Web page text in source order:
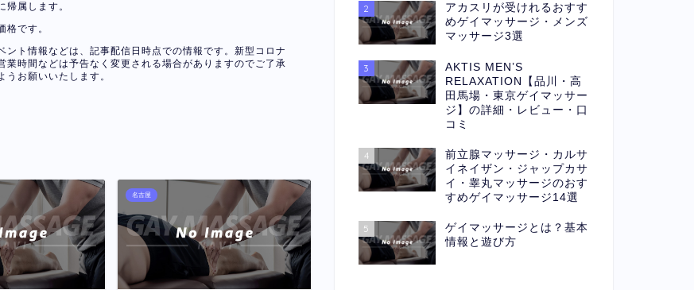
属します。
です。
ト情報などは、記事配信日時点での情報です。新型コロナ
時間などは予告なく変更される場合がありますのでご了承
お願いいたします。
名古屋
2
アカスリが受けれるおすす
めゲイマッサージ・メンズ
マッサージ3選
3
AKTIS MEN’S
RELAXATION【品川・高
田馬場・東京ゲイマッサー
ジ】の詳細・レビュー・口
コミ
4
前立腺マッサージ・カルサ
イネイザン・ジャップカサ
イ・睾丸マッサージのおす
すめゲイマッサージ14選
5
ゲイマッサージとは？基本
情報と遊び方